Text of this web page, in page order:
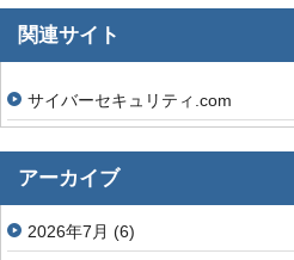
関連サイト
サイバーセキュリティ.com
アーカイブ
2026年7月 (6)